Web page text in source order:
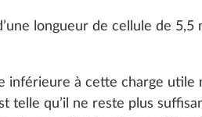
€longueur de cellule de 5,5
à cette charge utile
telle qu’il ne reste plus